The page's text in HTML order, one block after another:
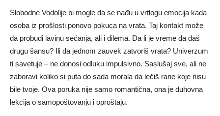
Slobodne Vodolije bi mogle da se nađu u vrtlogu emocija kada
osoba iz prošlosti ponovo pokuca na vrata. Taj kontakt može
da probudi lavinu sećanja, ali i dilema. Da li je vreme da daš
drugu šansu? Ili da jednom zauvek zatvoriš vrata? Univerzum
ti savetuje – ne donosi odluku impulsivno. Saslušaj sve, ali ne
zaboravi koliko si puta do sada morala da lečiš rane koje nisu
bile tvoje. Ova poruka nije samo romantična, ona je duhovna
lekcija o samopoštovanju i oproštaju.